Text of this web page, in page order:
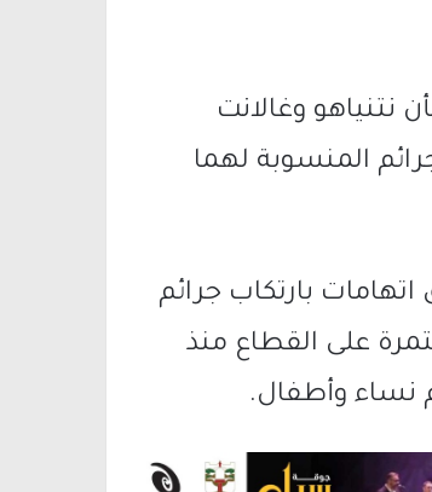
نتنياهو وغالانت
المنسوبة لهما
اتهامات بارتكاب جرائم
على القطاع منذ